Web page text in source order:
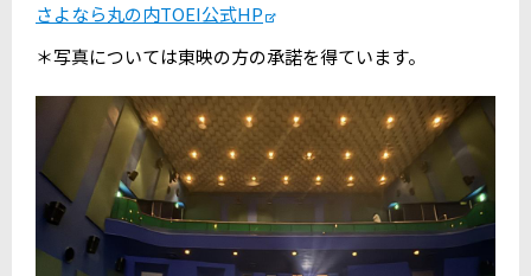
さよなら丸の内TOEI公式HP
＊写真については東映の方の承諾を得ています。